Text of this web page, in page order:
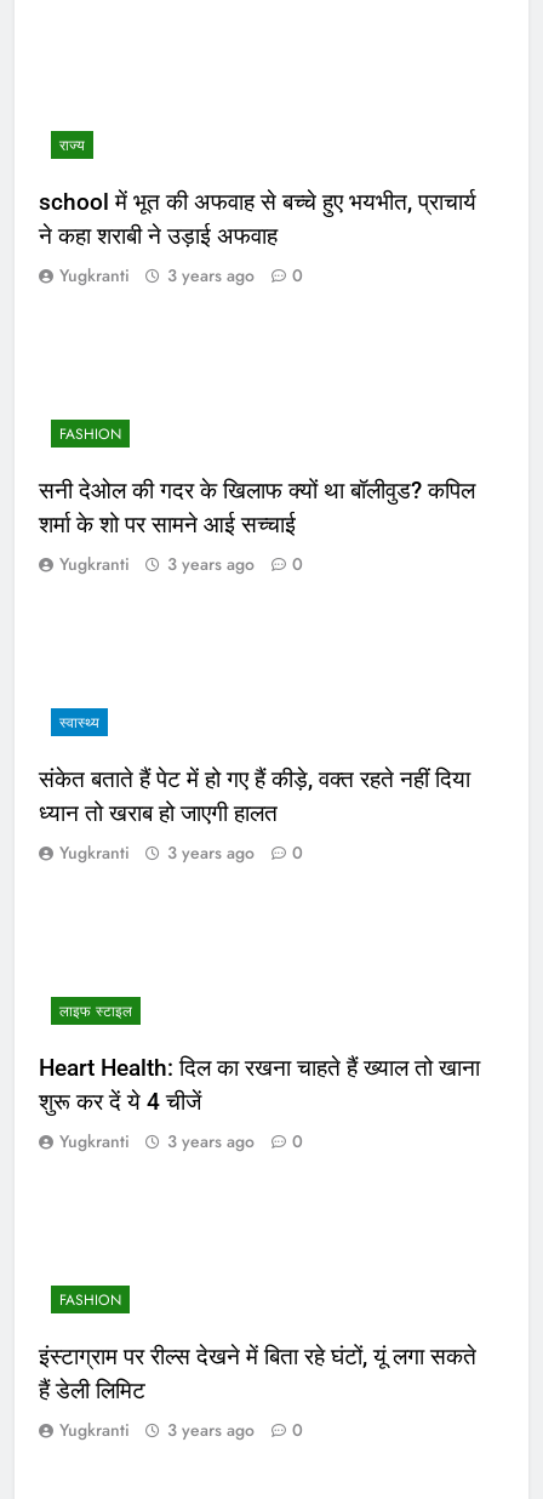
राज्य
school में भूत की अफवाह से बच्चे हुए भयभीत, प्राचार्य
ने कहा शराबी ने उड़ाई अफवाह
Yugkranti 3 years ago 0
FASHION
सनी देओल की गदर के खिलाफ क्यों था बॉलीवुड? कपिल
शर्मा के शो पर सामने आई सच्चाई
Yugkranti 3 years ago 0
स्वास्थ्य
संकेत बताते हैं पेट में हो गए हैं कीड़े, वक्त रहते नहीं दिया
ध्यान तो खराब हो जाएगी हालत
Yugkranti 3 years ago 0
लाइफ स्टाइल
Heart Health: दिल का रखना चाहते हैं ख्याल तो खाना
शुरू कर दें ये 4 चीजें
Yugkranti 3 years ago 0
FASHION
इंस्टाग्राम पर रील्स देखने में बिता रहे घंटों, यूं लगा सकते
हैं डेली लिमिट
Yugkranti 3 years ago 0